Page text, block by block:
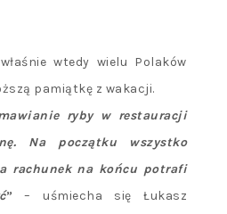
wtedy wielu Polaków
pamiątkę z wakacji.
ryby w restauracji
Na początku wszystko
rachunek na końcu potrafi
” – uśmiecha się Łukasz